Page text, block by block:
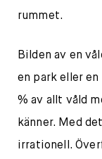
rummet.
Bilden av en
en park eller
% av allt våld
känner. Med
irrationell.